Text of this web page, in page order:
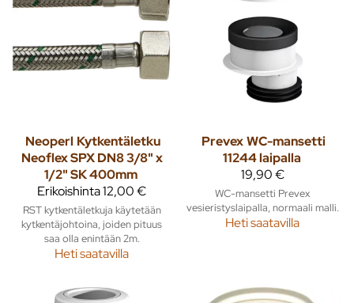
Neoperl Kytkentäletku
Neoflex SPX DN8 3/8" x
1/2" SK 400mm
Erikoishinta12,00 €
RST kytkentäletkuja käytetään
kytkentäjohtoina, joiden pituus
saa olla enintään 2m.
Heti saatavilla
Prevex WC-mansetti
11244 laipalla
19,90 €
WC-mansetti Prevex
vesieristyslaipalla, normaali malli.
Heti saatavilla